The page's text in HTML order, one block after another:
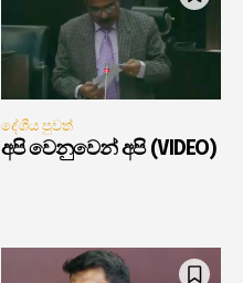
දේශීය පුවත්
අපි වෙනුවෙන් අපි (VIDEO)